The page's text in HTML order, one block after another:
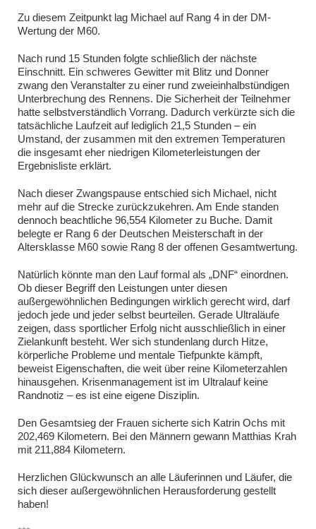
Zu diesem Zeitpunkt lag Michael auf Rang 4 in der DM-
Wertung der M60.
Nach rund 15 Stunden folgte schließlich der nächste
Einschnitt. Ein schweres Gewitter mit Blitz und Donner
zwang den Veranstalter zu einer rund zweieinhalbstündigen
Unterbrechung des Rennens. Die Sicherheit der Teilnehmer
hatte selbstverständlich Vorrang. Dadurch verkürzte sich die
tatsächliche Laufzeit auf lediglich 21,5 Stunden – ein
Umstand, der zusammen mit den extremen Temperaturen
die insgesamt eher niedrigen Kilometerleistungen der
Ergebnisliste erklärt.
Nach dieser Zwangspause entschied sich Michael, nicht
mehr auf die Strecke zurückzukehren. Am Ende standen
dennoch beachtliche 96,554 Kilometer zu Buche. Damit
belegte er Rang 6 der Deutschen Meisterschaft in der
Altersklasse M60 sowie Rang 8 der offenen Gesamtwertung.
Natürlich könnte man den Lauf formal als „DNF“ einordnen.
Ob dieser Begriff den Leistungen unter diesen
außergewöhnlichen Bedingungen wirklich gerecht wird, darf
jedoch jede und jeder selbst beurteilen. Gerade Ultraläufe
zeigen, dass sportlicher Erfolg nicht ausschließlich in einer
Zielankunft besteht. Wer sich stundenlang durch Hitze,
körperliche Probleme und mentale Tiefpunkte kämpft,
beweist Eigenschaften, die weit über reine Kilometerzahlen
hinausgehen. Krisenmanagement ist im Ultralauf keine
Randnotiz – es ist eine eigene Disziplin.
Den Gesamtsieg der Frauen sicherte sich Katrin Ochs mit
202,469 Kilometern. Bei den Männern gewann Matthias Krah
mit 211,884 Kilometern.
Herzlichen Glückwunsch an alle Läuferinnen und Läufer, die
sich dieser außergewöhnlichen Herausforderung gestellt
haben!